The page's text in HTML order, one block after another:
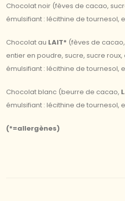
Chocolat noir (fèves de cacao,
émulsifiant : lécithine de tournesol,
Chocolat au LAIT* (fèves de
entier en poudre, sucre, sucre
émulsifiant : lécithine de tournesol,
Chocolat blanc (beurre de cacao,
émulsifiant : lécithine de tournesol,
(*=allergènes)